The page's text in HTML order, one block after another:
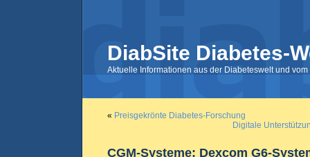
DiabSite Diabetes-
Aktuelle Informationen aus der Diabeteswelt und
« Preisgekrönte Diabetes-Forschung
Digitale
CGM-Systeme: Dexcom G6-